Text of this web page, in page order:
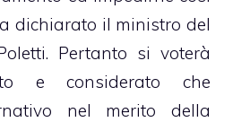
dichiarato il ministro del
Pertanto si voterà
e considerato che
nel merito della